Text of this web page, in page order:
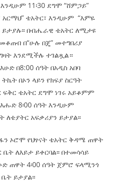
እንዲሁም 11፡30 ደግሞ “ሸምጋይ”
አርማህ” ቴአትር፣ እንዲሁም “እምዬ
ይታያሉ፡፡ በብሔራዊ ቴአትር ለሚታዩ
በ“ሁሉ በጄ” መተግበሪያ
እንደሚችሉ ተገልጿል።
በ8:00 ሰዓት በአዲስ አበባ
በኦን ላይን የክፍያ ስርዓት
ፍቅር ቴአትር ደግሞ ነገሩ አይቆምም
እሑድ 8፡00 ሰዓት እንዲሁም
ለቴያትር አፍቃሪያን ይታያል፡፡
ኦሮሞ የህፃናት ቴአትር ቅዳሜ ጠዋት
ቤት ለእይታ ይቀርባል፡፡ በተመሳሳይ
ጠዋት 4፡00 ሰዓት ጀምሮ ፍላሚንጎ
ይታያል፡፡